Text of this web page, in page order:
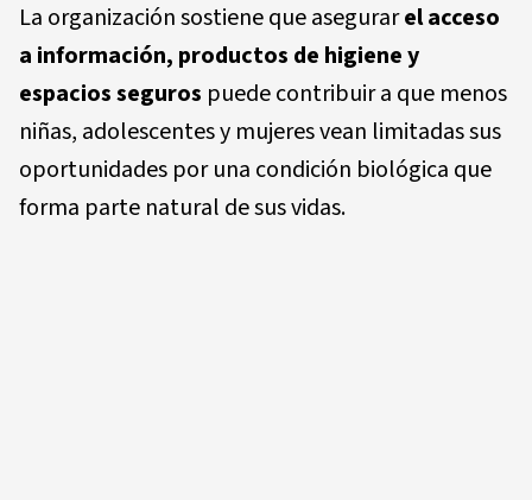
La organización sostiene que asegurarel acceso
a información, productos de higiene y
espacios seguros puede contribuir a que menos
niñas, adolescentes y mujeres vean limitadas sus
oportunidades por una condición biológica que
forma parte natural de sus vidas.